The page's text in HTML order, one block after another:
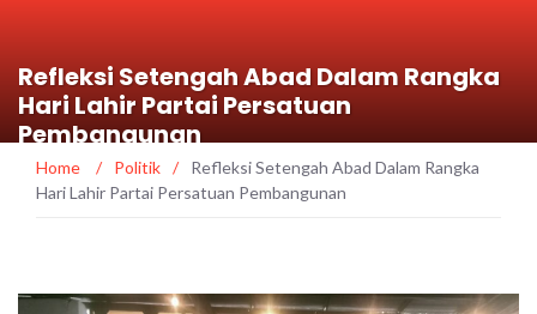
Refleksi Setengah Abad Dalam Rangka
Hari Lahir Partai Persatuan
Pembangunan
Home / Politik /
Refleksi Setengah Abad Dalam Rangka
Hari Lahir Partai Persatuan Pembangunan